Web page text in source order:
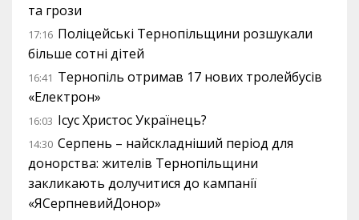
та грози
17:16 Поліцейські Тернопільщини розшукали
більше сотні дітей
16:41 Тернопіль отримав 17 нових тролейбусів
«Електрон»
16:03 Ісус Христос Українець?
14:30 Серпень – найскладніший період для
донорства: жителів Тернопільщини
закликають долучитися до кампанії
«ЯСерпневийДонор»